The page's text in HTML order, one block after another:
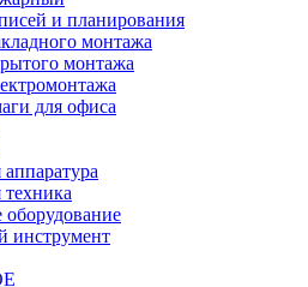
и планирования
монтажа
монтажа
для офиса
оборудование
инструмент